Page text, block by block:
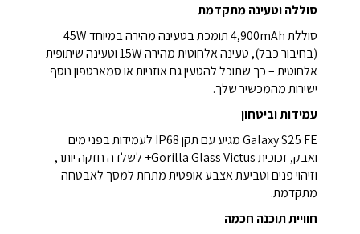
סוללה וטעינה מתקדמת
סוללת 4,900mAh תומכת בטעינה מהירה במיוחד 45W
(בחיבור כבל), טעינה אלחוטית מהירה 15W וטעינה שיתופית
אלחוטית – כך שתוכל להטעין גם אוזניות או סמארטפון נוסף
ישירות מהמכשיר שלך.
עמידות וביטחון
Galaxy S25 FE מגיע עם תקן IP68 לעמידות בפני מים
ואבק, זכוכית Gorilla Glass Victus+ לשלדה חזקה יותר,
וזיהוי פנים וטביעת אצבע אופטית מתחת למסך לאבטחה
מתקדמת.
חוויית תוכנה חכמה